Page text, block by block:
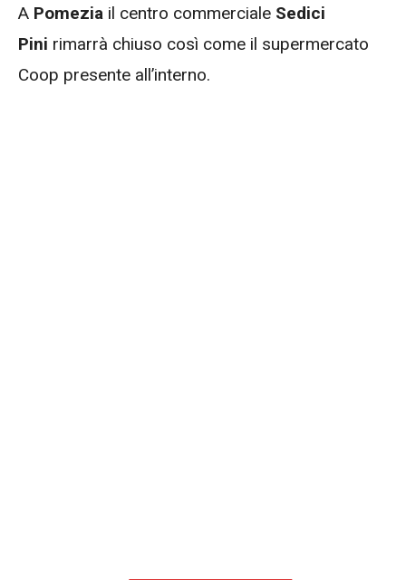
A Pomezia il centro commerciale Sedici
Pini rimarrà chiuso così come il supermercato
Coop presente all’interno.